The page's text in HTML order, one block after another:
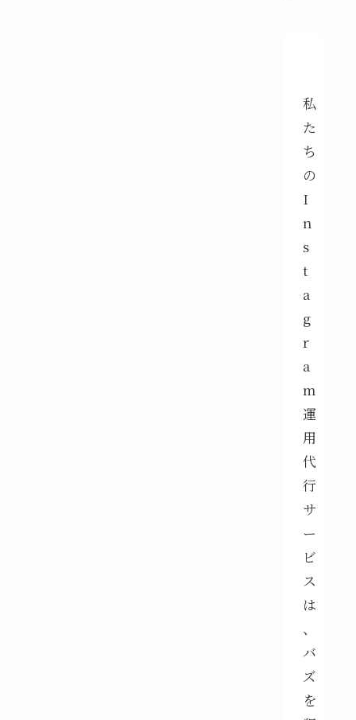
私
た
ち
の
I
n
s
t
a
g
r
a
m
運
用
代
行
サ
ー
ビ
ス
は
、
バ
ズ
を